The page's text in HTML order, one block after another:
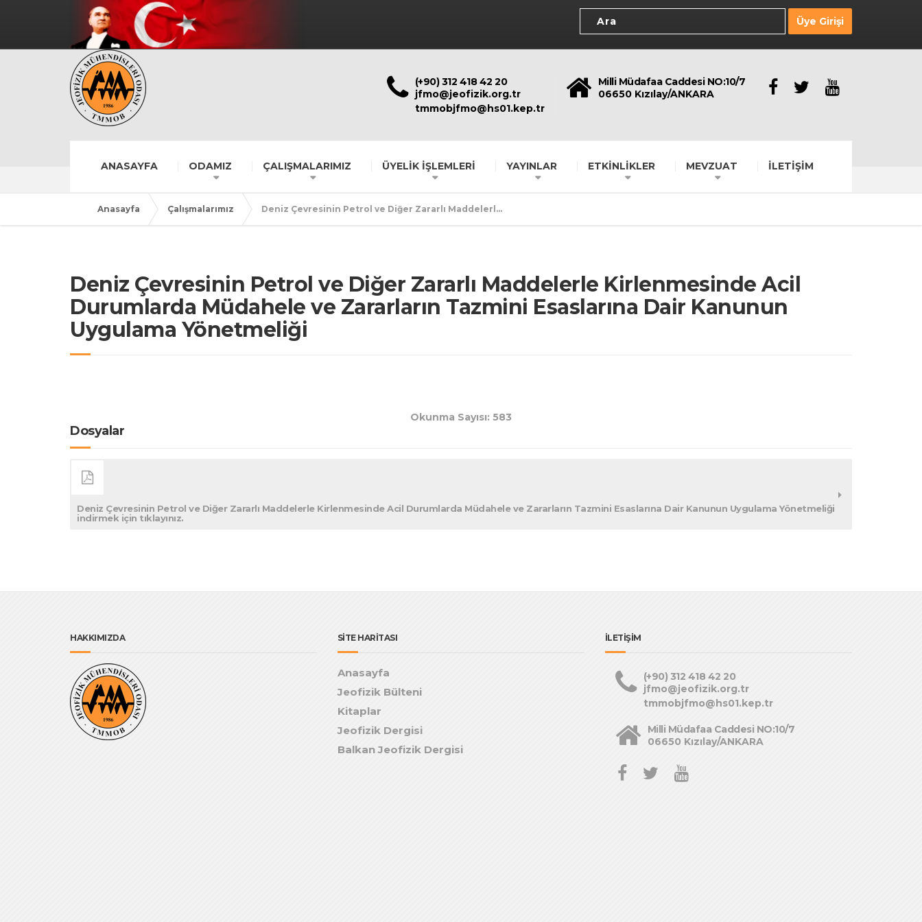
Üye Girişi
(+90) 312 418 42 20
jfmo@jeofizik.org.tr
tmmobjfmo@hs01.kep.tr
Milli Müdafaa Caddesi NO:10/7
06650 Kızılay/ANKARA
ANASAYFA ODAMIZ ÇALIŞMALARIMIZ ÜYELİK İŞLEMLERİ YAYINLAR ETKİNLİKLER MEVZUAT İLETİŞİM
Anasayfa Çalışmalarımız Deniz Çevresinin Petrol ve Diğer Zararlı Maddelerl...
Deniz Çevresinin Petrol ve Diğer Zararlı Maddelerle Kirlenmesinde Acil
Durumlarda Müdahele ve Zararların Tazmini Esaslarına Dair Kanunun
Uygulama Yönetmeliği
Okunma Sayısı: 583
Dosyalar
Deniz Çevresinin Petrol ve Diğer Zararlı Maddelerle Kirlenmesinde Acil Durumlarda Müdahele ve Zararların Tazmini Esaslarına Dair Kanunun Uygulama Yönetmeliği
indirmek için tıklayınız.
HAKKIMIZDA SİTE HARİTASI
Anasayfa
Jeofizik Bülteni
Kitaplar
Jeofizik Dergisi
Balkan Jeofizik Dergisi
İLETİŞİM
(+90) 312 418 42 20
jfmo@jeofizik.org.tr
tmmobjfmo@hs01.kep.tr
Milli Müdafaa Caddesi NO:10/7
06650 Kızılay/ANKARA